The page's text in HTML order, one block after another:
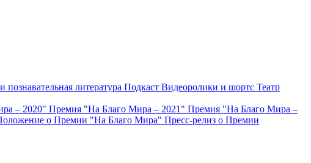
познавательная литература Подкаст Видеоролики и шортс Театр
– 2020" Премия "На Благо Мира – 2021" Премия "На Благо Мира –
о Премии "На Благо Мира" Пресс-релиз о Премии